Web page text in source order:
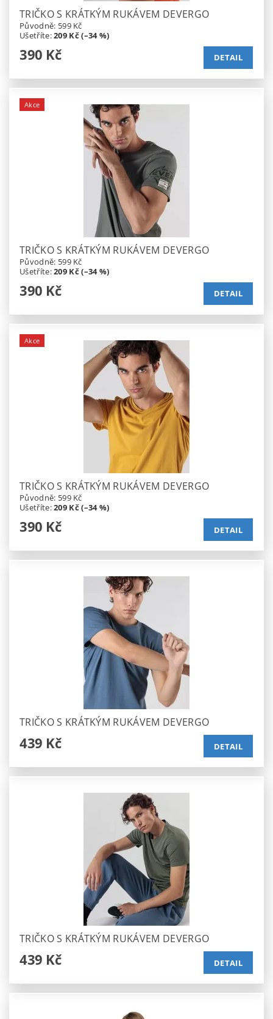
TRIČKO S KRÁTKÝM RUKÁVEM DEVERGO
Původně: 599 Kč
Ušetříte:209 Kč (–34 %)
390 Kč DETAIL
Akce
TRIČKO S KRÁTKÝM RUKÁVEM DEVERGO
Původně: 599 Kč
Ušetříte:209 Kč (–34 %)
390 Kč DETAIL
Akce
TRIČKO S KRÁTKÝM RUKÁVEM DEVERGO
Původně: 599 Kč
Ušetříte:209 Kč (–34 %)
390 Kč DETAIL
TRIČKO S KRÁTKÝM RUKÁVEM DEVERGO
439 Kč DETAIL
TRIČKO S KRÁTKÝM RUKÁVEM DEVERGO
439 Kč DETAIL